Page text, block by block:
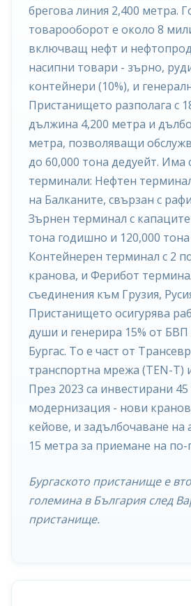
брегова линия 2,400 метра.
товарооборот е около 8
включващ нефт и
насипни товари - зърно,
контейнери (10%), и
Пристанището разполага с
дължина 4,200 метра и
метра, позволяващи
до 60,000 тона дедуейт. Има
терминали: Нефтен
на Балканите, свързан с
Зърнен терминал с
тона годишно и 120,000 тона
Контейнерен терминал с 2
кранова, и Ферибот
съединения към Грузия,
Пристанището осигурява
души и генерира 15% от БВП
Бургас. То е част от
транспортна мрежа (TEN-T)
През 2023 са инвестирани
модернизация - нови
кейове, и задълбочаване на
15 метра за приемане на
Бургаското пристанище е
големина в България след
пристанище.